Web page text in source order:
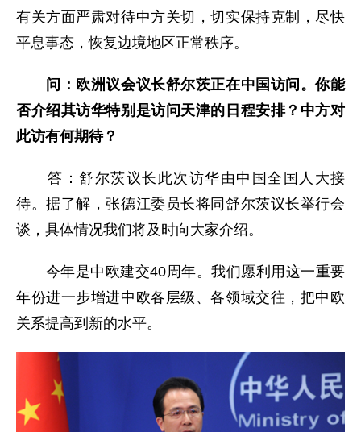
有关方面严肃对待中方关切，切实保持克制，尽快
平息事态，恢复边境地区正常秩序。
问：欧洲议会议长舒尔茨正在中国访问。你能
否介绍其访华特别是访问天津的日程安排？ 中方对
此访有何期待？
答：舒尔茨议长此次访华由中国全国人大接
待。据了解，张德江委员长将同舒尔茨议长举行会
谈，具体情况我们将及时向大家介绍。
今年是中欧建交40周年。我们愿利用这一重要
年份进一步增进中欧各层级、各领域交往，把中欧
关系提高到新的水平。